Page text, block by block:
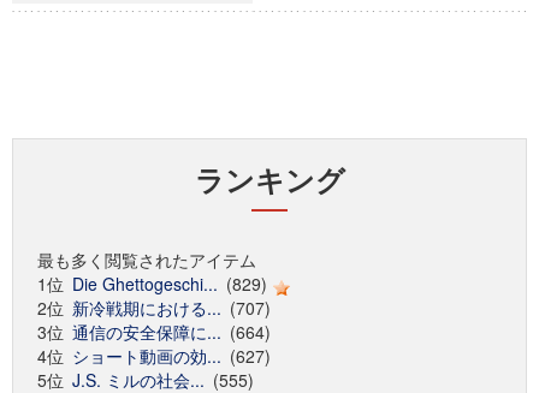
ランキング
最も多く閲覧されたアイテム
1位 Die Ghettogeschi... (829)
2位 新冷戦期における... (707)
3位 通信の安全保障に... (664)
4位 ショート動画の効... (627)
5位 J.S. ミルの社会... (555)